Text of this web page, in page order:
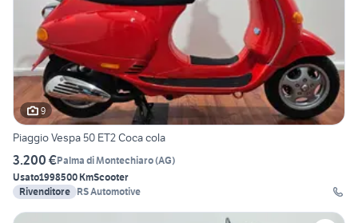
9
Piaggio Vespa 50 ET2 Coca cola
3.200 €Palma di Montechiaro(AG)
Usato1998500 KmScooter
Rivenditore RS Automotive